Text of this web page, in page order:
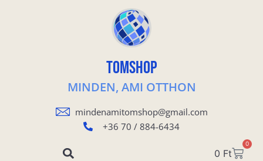
TOMSHOP
MINDEN, AMI OTTHON
mindenamitomshop@gmail.com
+36 70 / 884-6434
0 Ft
0